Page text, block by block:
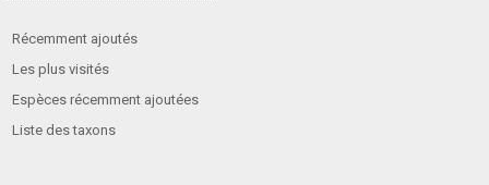
Récemment ajoutés
Les plus visités
Espèces récemment ajoutées
Liste des taxons